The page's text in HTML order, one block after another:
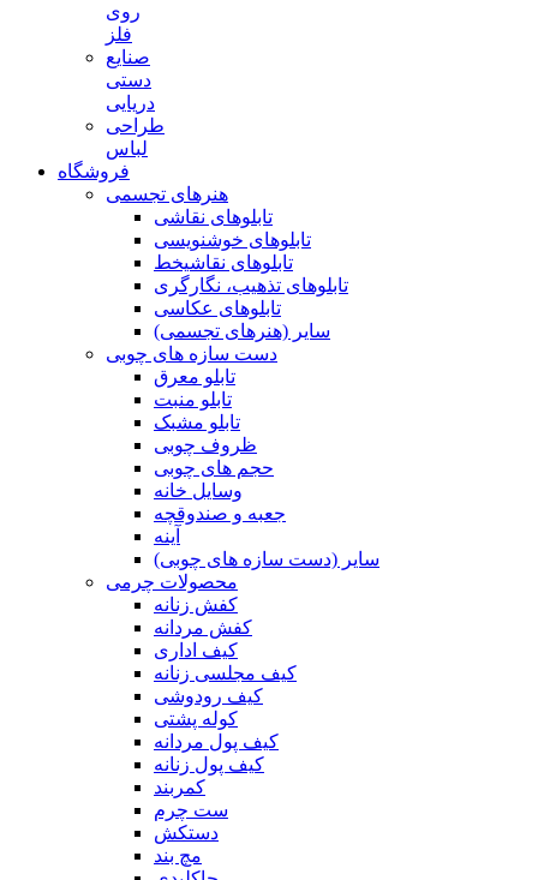
روی
فلز
صنایع
دستی
دریایی
طراحی
لباس
فروشگاه
هنرهای تجسمی
تابلوهای نقاشی
تابلوهای خوشنویسی
تابلوهای نقاشیخط
تابلوهای تذهیب، نگارگری
تابلوهای عکاسی
سایر (هنرهای تجسمی)
دست سازه های چوبی
تابلو معرق
تابلو منبت
تابلو مشبک
ظروف چوبی
حجم های چوبی
وسایل خانه
جعبه و صندوقچه
آینه
سایر (دست سازه های چوبی)
محصولات چرمی
کفش زنانه
کفش مردانه
کیف اداری
کیف مجلسی زنانه
کیف رودوشی
کوله پشتی
کیف پول مردانه
کیف پول زنانه
کمربند
ست چرم
دستکش
مچ بند